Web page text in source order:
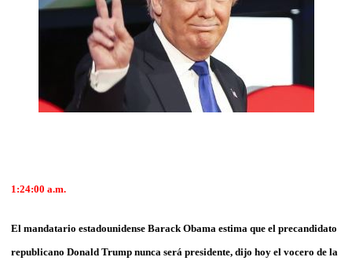
1:24:00 a.m.
El mandatario estadounidense Barack Obama estima que el precandidato
republicano Donald Trump nunca será presidente, dijo hoy el vocero de la